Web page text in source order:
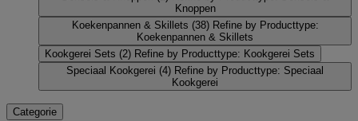
Knoppen
Koekenpannen & Skillets (38) Refine by Producttype:
Koekenpannen & Skillets
Kookgerei Sets (2) Refine by Producttype: Kookgerei Sets
Speciaal Kookgerei (4) Refine by Producttype: Speciaal
Kookgerei
Categorie